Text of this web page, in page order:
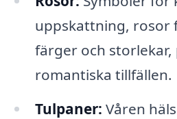
uppskattning, rosor
färger och
romantiska tillfällen.
Tulpaner: Våren